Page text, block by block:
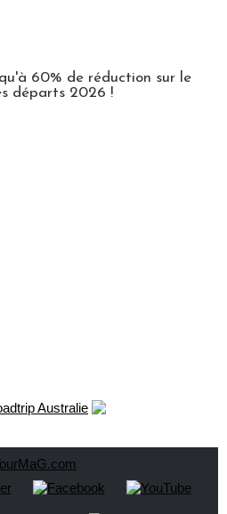
60% de réduction sur le
départs 2026 !